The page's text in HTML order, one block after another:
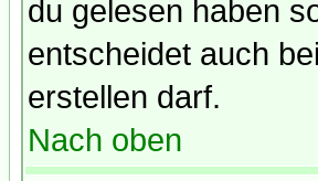
du gelesen haben
entscheidet auch
erstellen darf.
Nach oben